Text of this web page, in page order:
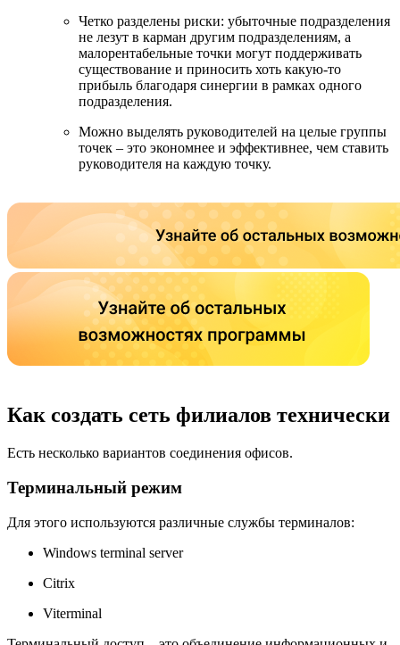
Четко разделены риски: убыточные подразделения
не лезут в карман другим подразделениям, а
малорентабельные точки могут поддерживать
существование и приносить хоть какую-то
прибыль благодаря синергии в рамках одного
подразделения.
Можно выделять руководителей на целые группы
точек – это экономнее и эффективнее, чем ставить
руководителя на каждую точку.
Как создать сеть филиалов технически
Есть несколько вариантов соединения офисов.
Терминальный режим
Для этого используются различные службы терминалов:
Windows terminal server
Citrix
Viterminal